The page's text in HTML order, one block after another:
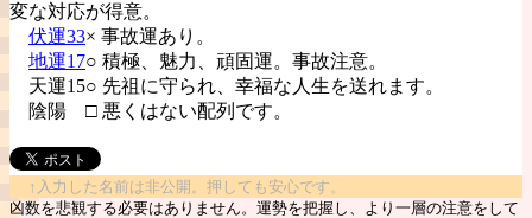
変な対応が得意。
伏運33× 事故運あり。
地運17○ 積極、魅力、頑固運。事故注意。
天運15○ 先祖に守られ、幸福な人生を送れます。
陰陽 □ 悪くはない配列です。
↑入力した名前は非公開。押しても安心です。
凶数を悲観する必要はありません。運勢を把握し、より一層の注意をして